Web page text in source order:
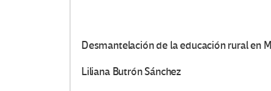
Desmantelación de la educación rural en
Liliana Butrón Sánchez